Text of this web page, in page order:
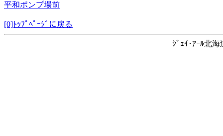
平和ポンプ場前
[0]ﾄｯﾌﾟﾍﾟｰｼﾞに戻る
ｼﾞｪｲ･ｱｰﾙ北